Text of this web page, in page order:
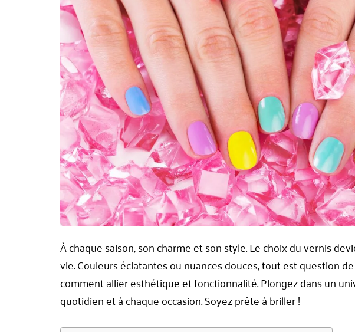
À chaque saison, son charme et son style. Le choix du vernis
vie. Couleurs éclatantes ou nuances douces, tout est question
comment allier esthétique et fonctionnalité. Plongez dans un
quotidien et à chaque occasion. Soyez prête à briller !